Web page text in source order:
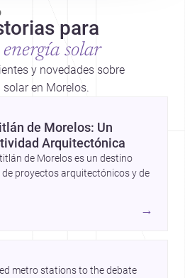
para
solar
y novedades sobre
en Morelos.
de Morelos: Un
Arquitectónica
de Morelos es un destino
proyectos arquitectónicos y de
→
metro stations to the debate